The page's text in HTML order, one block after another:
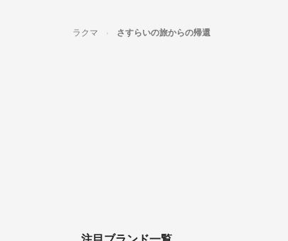
ラクマ さすらいの旅からの帰還